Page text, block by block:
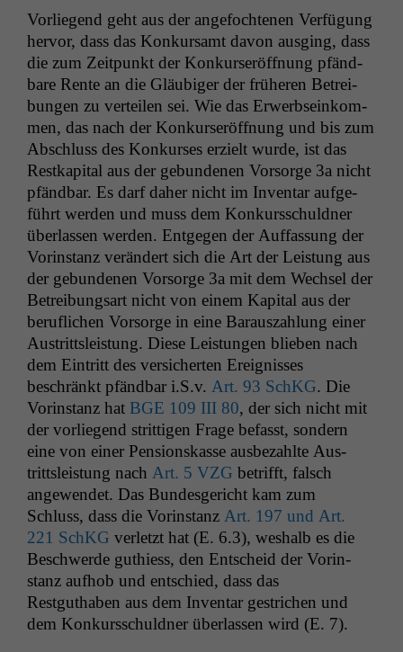
Vor­liegend geht aus der ange­focht­e­nen Ver­fü­gung
her­vor, dass das Konkur­samt davon aus­ging, dass
die zum Zeit­punkt der Konkurs­eröff­nung pfänd­
bare Rente an die Gläu­biger der früheren Betrei­
bun­gen zu verteilen sei. Wie das Erwerb­seinkom­
men, das nach der Konkurs­eröff­nung und bis zum
Abschluss des Konkurs­es erzielt wurde, ist das
Restkap­i­tal aus der gebun­de­nen Vor­sorge 3a nicht
pfänd­bar. Es darf daher nicht im Inven­tar aufge­
führt wer­den und muss dem Konkurss­chuld­ner
über­lassen wer­den. Ent­ge­gen der Auf­fas­sung der
Vorin­stanz verän­dert sich die Art der Leis­tung aus
der gebun­de­nen Vor­sorge 3a mit dem Wech­sel der
Betrei­bungsart nicht von einem Kap­i­tal aus der
beru­flichen Vor­sorge in eine Barauszahlung ein­er
Aus­trittsleis­tung. Diese Leis­tun­gen blieben nach
dem Ein­tritt des ver­sicherten Ereigniss­es
beschränkt pfänd­bar i.S.v. Art. 93 SchKG. Die
Vorin­stanz hat BGE 109 III 80, der sich nicht mit
der vor­liegend strit­ti­gen Frage befasst, son­dern
eine von ein­er Pen­sion­skasse aus­bezahlte Aus­
trittsleis­tung nach Art. 5 VZG bet­rifft, falsch
angewen­det. Das Bun­des­gericht kam zum
Schluss, dass die Vorin­stanz Art. 197 und Art.
221 SchKG ver­let­zt hat (E. 6.3), weshalb es die
Beschw­erde guthiess, den Entscheid der Vorin­
stanz aufhob und entsch­ied, dass das
Restguthaben aus dem Inven­tar gestrichen und
dem Konkurss­chuld­ner über­lassen wird (E. 7).
anonyme
statistische
Daten auf.
Funktionalität
Einige
Funktionen auf
dieser Website
sind optional.
Wenn Sie
diese Option
deaktivieren,
kann die
Website nicht
zu 100%
funktionieren.
Marketing
Wir speichern
anonyme Daten ab,
um interne
marketingtechnische
Auswertungen
durchführen zu
können. Diese helfen
uns, unsere Website
zu verbessern.